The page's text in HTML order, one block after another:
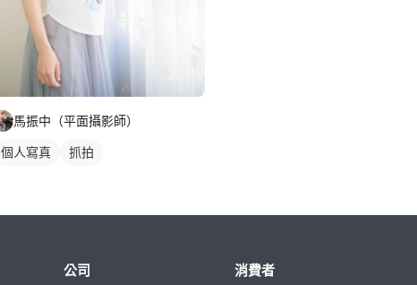
馬振中（平面攝影師）
個人寫真 抓拍
公司 消費者